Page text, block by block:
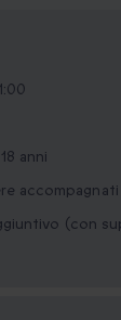
anni
(con